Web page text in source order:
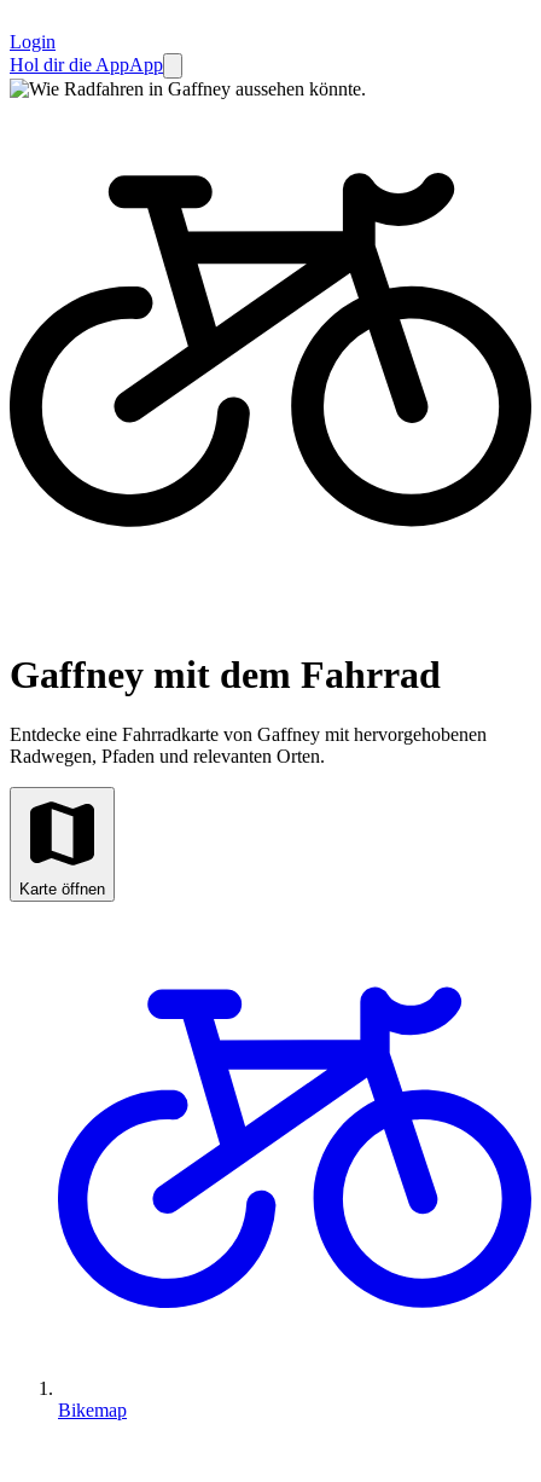
Login
Hol dir die AppApp
Gaffney mit dem Fahrrad
Entdecke eine Fahrradkarte von Gaffney mit hervorgehobenen
Radwegen, Pfaden und relevanten Orten.
Karte öffnen
Bikemap